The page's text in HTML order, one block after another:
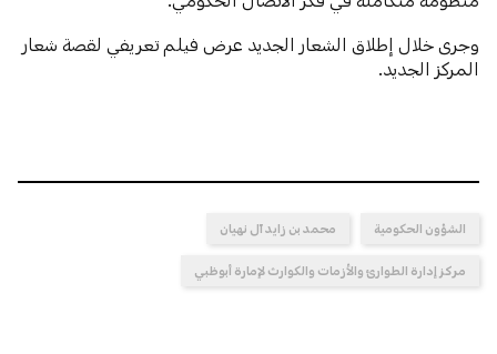
وجرى خلال إطلاق الشعار الجديد عرض فيلم تعريفي لقصة شعار
المركز الجديد.
الشؤون الحكومية محمد بن زايد آل نهيان
مركز إدارة الطوارئ والأزمات والكوارث لإمارة أبوظبي